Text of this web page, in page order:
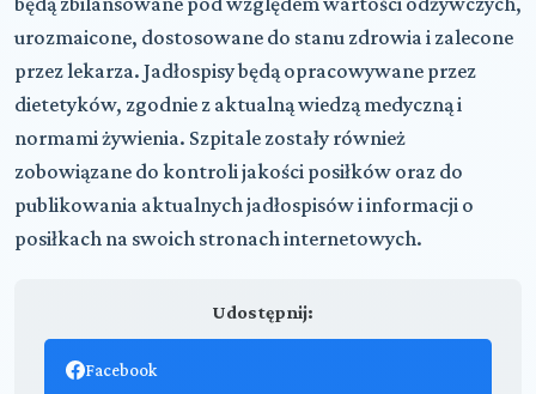
urozmaicone, dostosowane do stanu zdrowia i zalecone
przez lekarza. Jadłospisy będą opracowywane przez
dietetyków, zgodnie z aktualną wiedzą medyczną i
normami żywienia. Szpitale zostały również
zobowiązane do kontroli jakości posiłków oraz do
publikowania aktualnych jadłospisów i informacji o
posiłkach na swoich stronach internetowych.
Udostępnij:
Facebook